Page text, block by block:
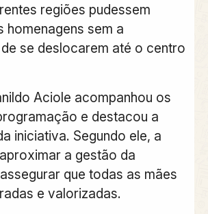
regiões pudessem
homenagens sem a
se deslocarem até o centro
Aciole acompanhou os
e destacou a
iniciativa. Segundo ele, a
a gestão da
que todas as mães
e valorizadas.